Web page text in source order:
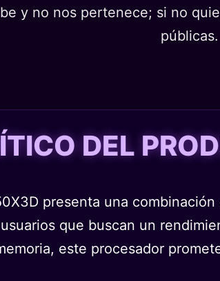
y no nos pertenece; si no
públicas.
DEL
presenta una
que buscan un
este procesador